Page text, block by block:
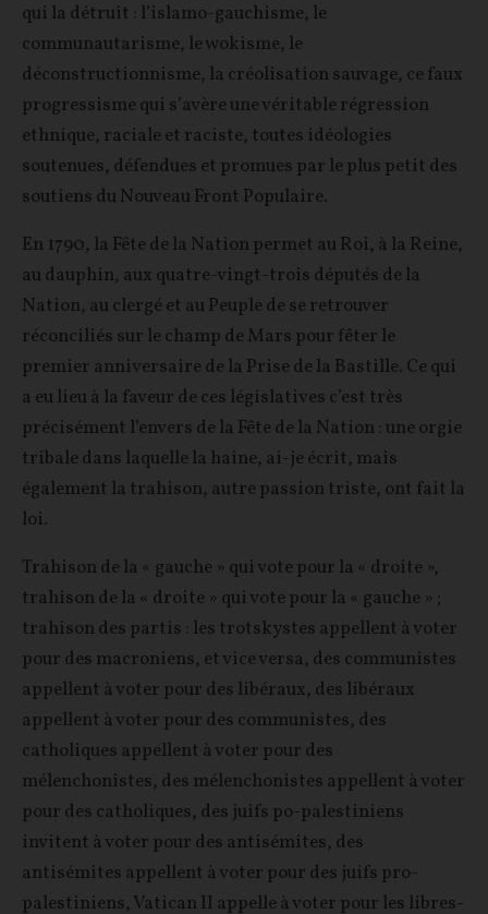
qui la détruit : l’islamo-gauchisme, le
communautarisme, le wokisme, le
déconstructionnisme, la créolisation sauvage, ce faux
progressisme qui s’avère une véritable régression
ethnique, raciale et raciste, toutes idéologies
soutenues, défendues et promues par le plus petit des
soutiens du Nouveau Front Populaire.
En 1790, la Fête de la Nation permet au Roi, à la Reine,
au dauphin, aux quatre-vingt-trois députés de la
Nation, au clergé et au Peuple de se retrouver
réconciliés sur le champ de Mars pour fêter le
premier anniversaire de la Prise de la Bastille. Ce qui
a eu lieu à la faveur de ces législatives c’est très
précisément l’envers de la Fête de la Nation : une orgie
tribale dans laquelle la haine, ai-je écrit, mais
également la trahison, autre passion triste, ont fait la
loi.
Trahison de la « gauche » qui vote pour la « droite »,
trahison de la « droite » qui vote pour la « gauche » ;
trahison des partis : les trotskystes appellent à voter
pour des macroniens, et vice versa, des communistes
appellent à voter pour des libéraux, des libéraux
appellent à voter pour des communistes, des
catholiques appellent à voter pour des
mélenchonistes, des mélenchonistes appellent à voter
pour des catholiques, des juifs po-palestiniens
invitent à voter pour des antisémites, des
antisémites appellent à voter pour des juifs pro-
palestiniens, Vatican II appelle à voter pour les libres-